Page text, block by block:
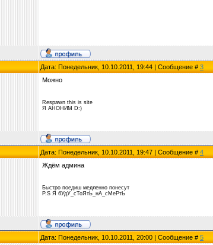
Дата: Понедельник, 10.10.2011, 19:44 | Сообщение # 3
Можно
Respawn this is site
Я АНОНИМ D:)
Дата: Понедельник, 10.10.2011, 19:47 | Сообщение # 4
Ждём админа
Быстро поедиш медленно понесут
P.S Я бУдУ_сТоЯтЬ_нА_сМеРтЬ
Дата: Понедельник, 10.10.2011, 20:00 | Сообщение # 5